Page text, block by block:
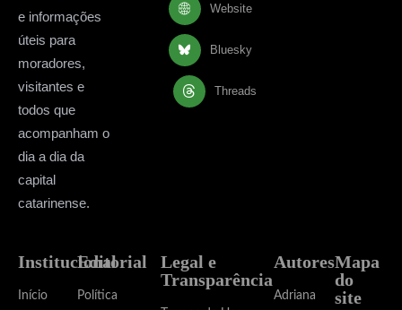
e informações
úteis para
moradores,
visitantes e
todos que
acompanham o
dia a dia da
capital
catarinense.
Website
Bluesky
Threads
Institucional
Início
Editorial
Política
Legal e
Transparência
Autores
Adriana
Mapa
do
site